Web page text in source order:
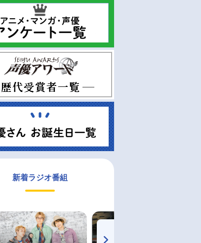
新着ラジオ番組